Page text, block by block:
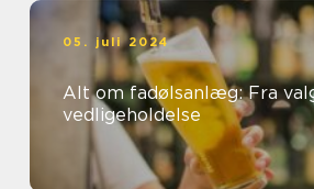
05. juli 2024
Alt om fadølsanlæg: Fra
vedligeholdelse